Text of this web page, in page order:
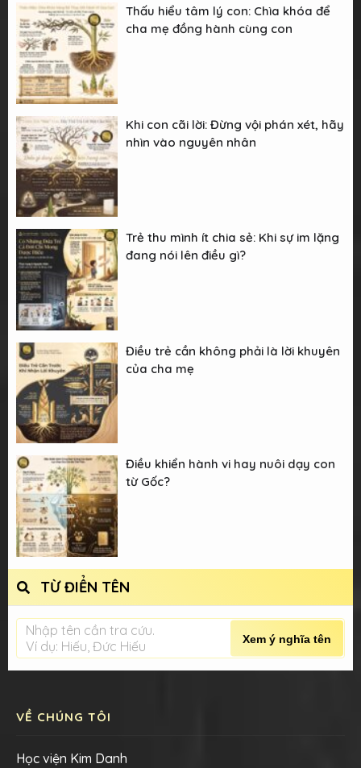
Thấu hiểu tâm lý con: Chìa khóa để
cha mẹ đồng hành cùng con
Khi con cãi lời: Đừng vội phán xét, hãy
nhìn vào nguyên nhân
Trẻ thu mình ít chia sẻ: Khi sự im lặng
đang nói lên điều gì?
Điều trẻ cần không phải là lời khuyên
của cha mẹ
Điều khiển hành vi hay nuôi dạy con
từ Gốc?
TỪ ĐIỂN TÊN
Nhập tên cần tra cứu.
Ví dụ: Hiếu, Đức Hiếu
Xem ý nghĩa tên
VỀ CHÚNG TÔI
Học viện Kim Danh